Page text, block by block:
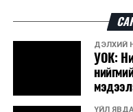
талаас
ҮЙЛ ЯВДАЛ
Засгийн
ДЭЛХИЙ
УОК:
ҮЙЛ